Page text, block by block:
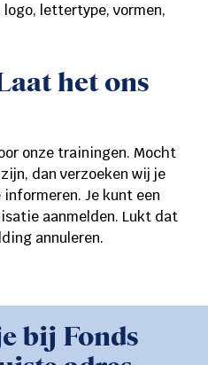
logo, lettertype, vormen,
het ons
onze trainingen. Mocht
dan verzoeken wij je
Je kunt een
aanmelden. Lukt dat
annuleren.
bij Fonds